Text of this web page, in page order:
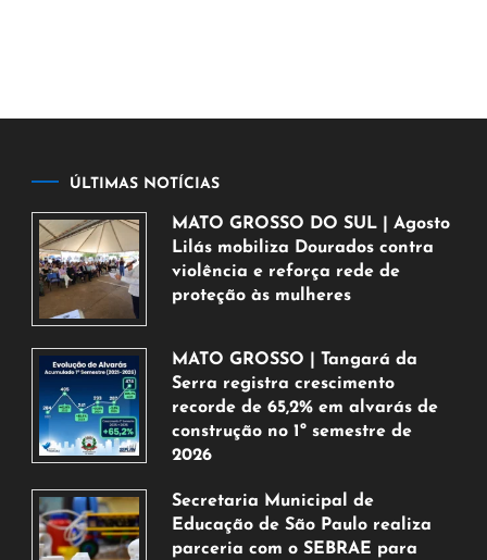
ÚLTIMAS NOTÍCIAS
MATO GROSSO DO SUL | Agosto
Lilás mobiliza Dourados contra
violência e reforça rede de
proteção às mulheres
de
agosto
de
2026
MATO GROSSO | Tangará da
Serra registra crescimento
recorde de 65,2% em alvarás de
construção no 1º semestre de
2026
de
agosto
Secretaria Municipal de
Educação de São Paulo realiza
parceria com o SEBRAE para